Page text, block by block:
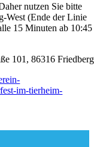
nutzen Sie bitte
West (Ende der Linie
15 Minuten ab 10:45
101, 86316 Friedberg
im-tierheim-